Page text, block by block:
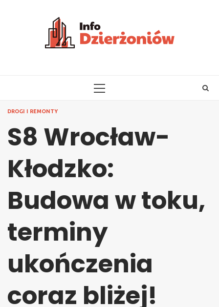
PRIMARY
DROGI I REMONTY
S8 Wrocław-
Kłodzko:
Budowa w toku,
terminy
ukończenia
coraz bliżej!